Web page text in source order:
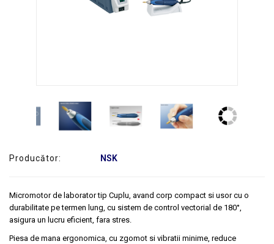
Producător: NSK
Micromotor de laborator tip Cuplu, avand corp compact si usor cu o
durabilitate pe termen lung, cu sistem de control vectorial de 180°,
asigura un lucru eficient, fara stres.
Piesa de mana ergonomica, cu zgomot si vibratii minime, reduce